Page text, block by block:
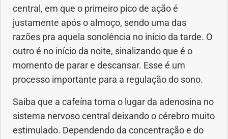
Doenças Respiratórias
Drogas
Emagrecimento
central, em que o primeiro pico de ação é
justamente após o almoço, sendo uma das
razões pra aquela sonolência no início da tarde. O
outro é no início da noite, sinalizando que é o
momento de parar e descansar. Esse é um
processo importante para a regulação do sono.
Saiba que a cafeína toma o lugar da adenosina no
sistema nervoso central deixando o cérebro muito
estimulado. Dependendo da concentração e do